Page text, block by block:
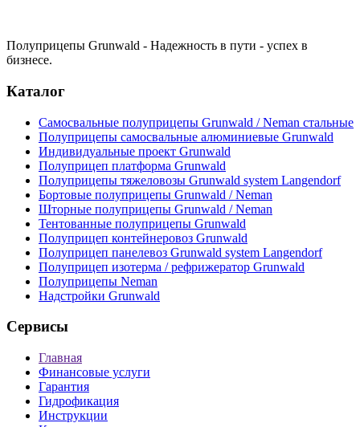
Полуприцепы Grunwald - Надежность в пути - успех в
бизнесе.
Каталог
Самосвальные полуприцепы Grunwald / Neman стальные
Полуприцепы самосвальные алюминиевые Grunwald
Индивидуальные проект Grunwald
Полуприцеп платформа Grunwald
Полуприцепы тяжеловозы Grunwald system Langendorf
Бортовые полуприцепы Grunwald / Neman
Шторные полуприцепы Grunwald / Neman
Тентованные полуприцепы Grunwald
Полуприцеп контейнеровоз Grunwald
Полуприцеп панелевоз Grunwald system Langendorf
Полуприцеп изотерма / рефрижератор Grunwald
Полуприцепы Neman
Надстройки Grunwald
Сервисы
Главная
Финансовые услуги
Гарантия
Гидрофикация
Инструкции